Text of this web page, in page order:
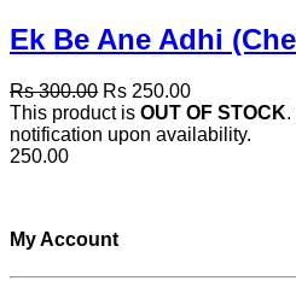
Ek Be Ane Adhi
Rs 300.00 Rs 250.00
This product is OUT OF STOCK.
notification upon availability.
250.00
My Account